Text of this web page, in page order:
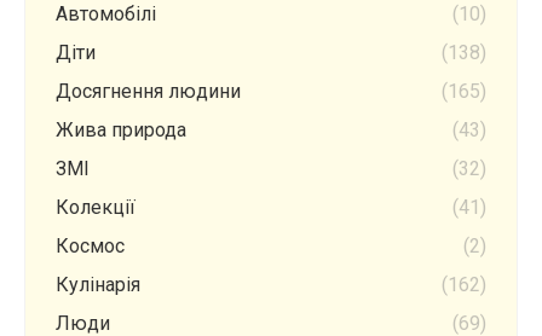
Автомобілі
(10)
Діти
(138)
Досягнення людини
(165)
Жива природа
(43)
ЗМІ
(32)
Колекції
(41)
Космос
(2)
Кулінарія
(162)
Люди
(69)